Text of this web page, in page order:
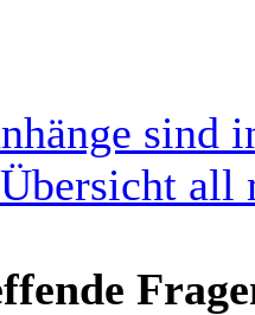
sind
all